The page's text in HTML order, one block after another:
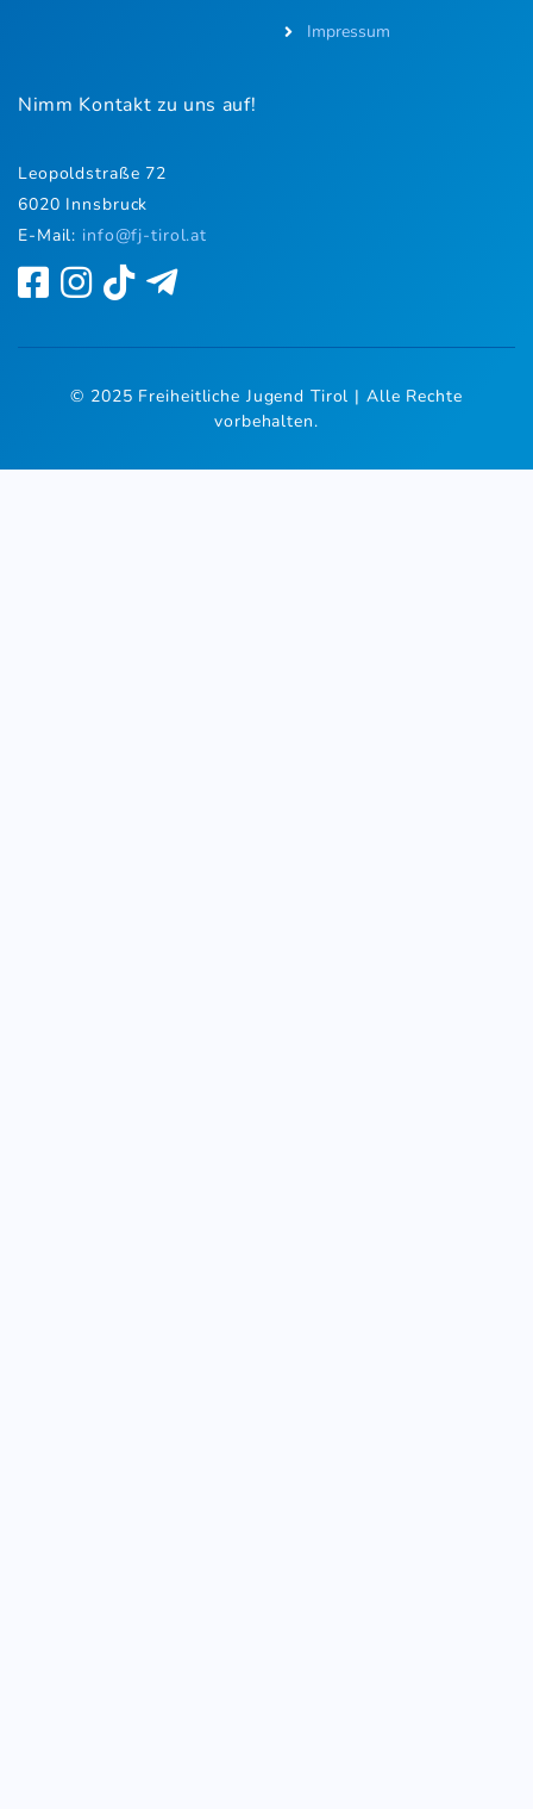
Impressum
Nimm Kontakt zu uns auf!
Leopoldstraße 72
6020 Innsbruck
E-Mail: info@fj-tirol.at
© 2025 Freiheitliche Jugend Tirol | Alle Rechte
vorbehalten.